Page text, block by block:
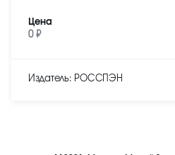
Цена
0 ₽
Издатель: РОССПЭН